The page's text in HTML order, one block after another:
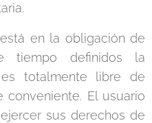
en la obligación de
tiempo definidos la
totalmente libre de
El usuario
sus derechos de